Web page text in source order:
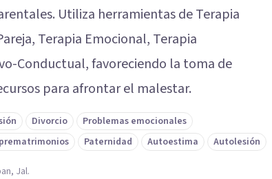
Utiliza herramientas de Terapia
Terapia Emocional, Terapia
Conductual, favoreciendo la toma de
para afrontar el malestar.
Divorcio
Problemas emocionales
Paternidad Autoestima Autolesión
Jal.